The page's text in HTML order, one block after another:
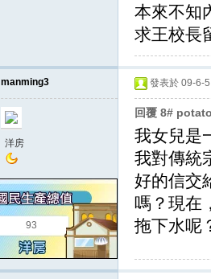
本來不知
求王校長
manming3
洋房
93
發表於 09-6-
回覆 8#
我女兒是
我對傳統
好的信交
嗎？現在
拖下水呢